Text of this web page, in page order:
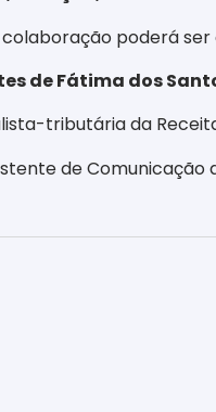
colaboração poderá
de Fátima dos
tributária da
de Comunicação